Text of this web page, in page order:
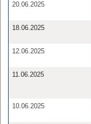
20.06.2025
18.06.2025
12.06.2025
11.06.2025
10.06.2025